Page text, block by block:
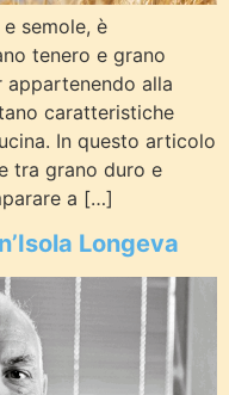
semole, è
tenero e grano
appartenendo alla
caratteristiche
In questo articolo
tra grano duro e
a […]
Longeva